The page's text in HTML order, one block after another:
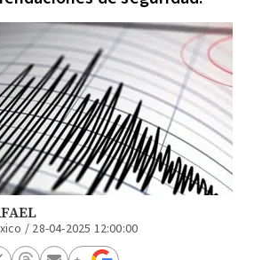
/ 28-04-2025 12:00:00